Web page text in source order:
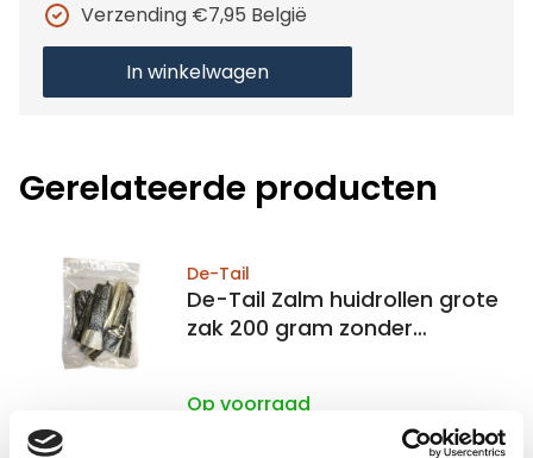
Verzending €7,95 België
In winkelwagen
Gerelateerde producten
De-Tail
De-Tail Zalm huidrollen grote
zak 200 gram zonder
Op voorraad